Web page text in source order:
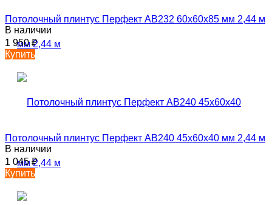
Потолочный плинтус Перфект AB232 60х60х85 мм 2,44 м
В наличии
1 950₽
Купить
Потолочный плинтус Перфект AB240 45х60х40 мм 2,44 м
В наличии
1 045₽
Купить